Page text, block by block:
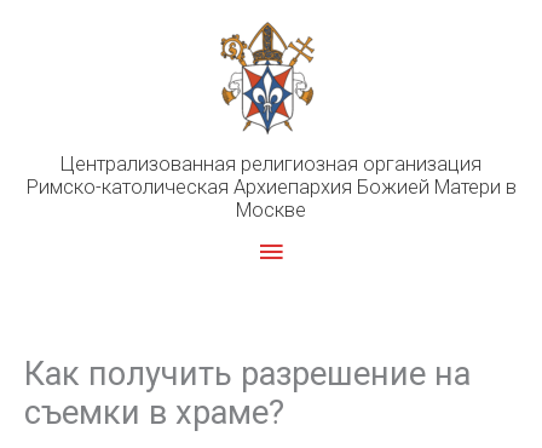
Централизованная религиозная организация
Римско-католическая Архиепархия Божией Матери в
Москве
Главное
Как получить разрешение на
съемки в храме?